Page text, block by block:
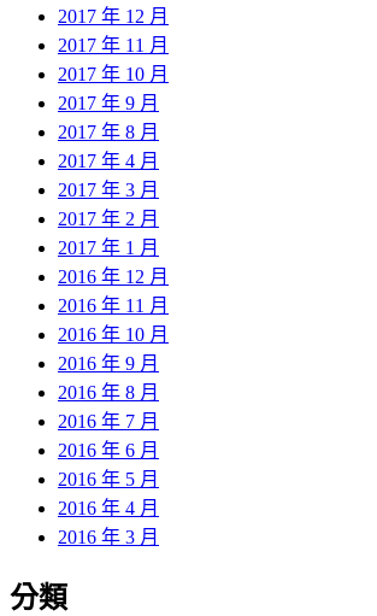
2017 年 12 月
2017 年 11 月
2017 年 10 月
2017 年 9 月
2017 年 8 月
2017 年 4 月
2017 年 3 月
2017 年 2 月
2017 年 1 月
2016 年 12 月
2016 年 11 月
2016 年 10 月
2016 年 9 月
2016 年 8 月
2016 年 7 月
2016 年 6 月
2016 年 5 月
2016 年 4 月
2016 年 3 月
分類